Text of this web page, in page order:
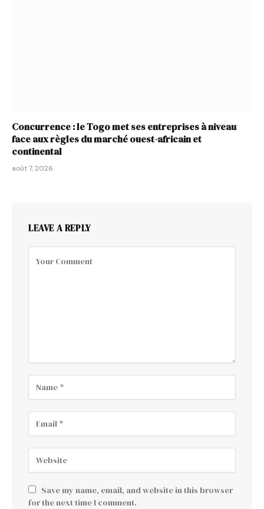
Concurrence : le Togo met ses entreprises à niveau
face aux règles du marché ouest-africain et
continental
août 7, 2026
LEAVE A REPLY
Save my name, email, and website in this browser
for the next time I comment.